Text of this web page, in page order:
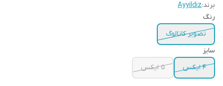
برند:Ayyildiz
رنگ
تصویر کاتالوگ
سایز
4 ایکس
5 ایکس